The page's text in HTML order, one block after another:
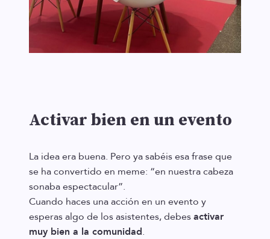
Activar bien en un evento
La idea era buena. Pero ya sabéis esa frase que
se ha convertido en meme: “en nuestra cabeza
sonaba espectacular”.
Cuando haces una acción en un evento y
esperas algo de los asistentes, debesactivar
muy bien a la comunidad.